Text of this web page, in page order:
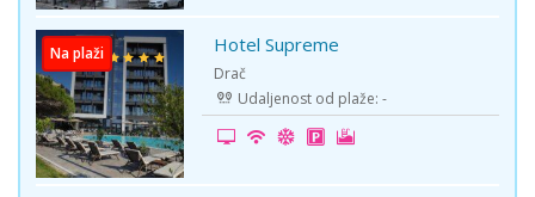
Hotel Supreme
Drač
Udaljenost od plaže: -